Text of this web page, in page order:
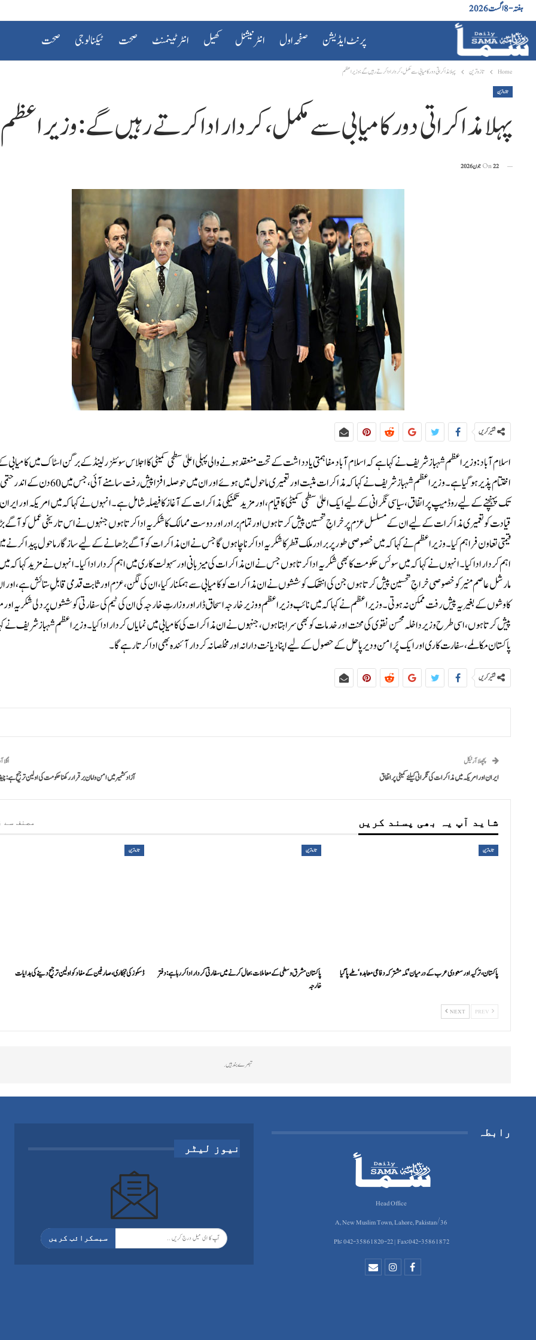
ہفتہ - 8 اگست 2026
پرنٹ ایڈیشن صفحہ اول انٹرنیشنل کھیل انٹرٹینمنٹ صحت ٹیکنالوجی صحت
Home تازہ ترین پہلا مذاکراتی دور کامیابی سے مکمل، کردار ادا کرتے رہیں گے: وزیراعظم
تازہ ترین
پہلا مذاکراتی دور کامیابی سے مکمل، کردار ادا کرتے رہیں گے: وزیراعظم
On22 جون 2026
شئیر کریں
اسلام آباد:وزیراعظم شہباز شریف نے کہا ہے کہ اسلام آباد مفاہمتی یادداشت کے تحت منعقد ہونے والی پہلی اعلیٰ سطحی کمیٹی کا اجلاس سوئٹزرلینڈ کے برگن اسٹاک میں
اختتام پذیر ہو گیا ہے۔وزیراعظم شہباز شریف نے کہا کہ مذاکرات مثبت اور تعمیری ماحول میں ہوئے اور
تک پہنچنے کے لیے روڈ میپ پر اتفاق، سیاسی نگرانی کے لیے ایک اعلیٰ سطحی کمیٹی کا قیام، اور مزید تکنیکی مذاکرات کے آغاز کا فیصلہ شامل ہے۔انہوں نے کہا کہ میں امریکہ اور
قیادت کو تعمیری مذاکرات کے لیے ان کے مسلسل عزم پر خراجِ تحسین پیش کرتا ہوں اور تمام برادر اور دوست ممالک کا شکریہ ادا کرتا ہوں جنہوں نے اس تاریخی عمل کو آگے
قیمتی تعاون فراہم کیا۔وزیراعظم نے کہا کہ میں خصوصی طور پر برادر ملک قطر کا شکریہ ادا کرنا چاہوں گا جس نے ان مذاکرات کو آگے بڑھانے کے لیے سازگار ماحول پیدا کرنے
اہم کردار ادا کیا۔انہوں نے کہا کہ میں سوئس حکومت کا بھی شکریہ ادا کرتا ہوں جس نے ان مذاکرات کی میزبانی اور سہولت کاری میں اہم کردار ادا کیا۔انہوں نے مزید کہا کہ
مارشل عاصم منیر کو خصوصی خراجِ تحسین پیش کرتا ہوں جن کی انتھک کوششوں نے ان مذاکرات کو کامیابی سے ہمکنار کیا، ان کی لگن، عزم اور ثابت قدمی قابلِ ستائش ہے، اور
کاوشوں کے بغیر یہ پیش رفت ممکن نہ ہوتی۔وزیراعظم نے کہا کہ میں نائب وزیراعظم و وزیر خارجہ اسحاق ڈار اور وزارتِ خارجہ کی ان کی ٹیم کی سفارتی کوششوں پر دلی شکریہ اور
پیش کرتا ہوں، اسی طرح وزیر داخلہ محسن نقوی کی محنت اور خدمات کو بھی سراہتا ہوں، جنہوں نے ان مذاکرات کی کامیابی میں نمایاں کردار ادا کیا۔وزیراعظم شہباز شریف نے
پاکستان مکالمے، سفارت کاری اور ایک پُرامن و دیرپا حل کے حصول کے لیے اپنا دیانت دارانہ اور مخلصانہ کردار آئندہ بھی ادا کرتا رہے گا۔
شئیر کریں
پچھلا آرٹیکل
ایران اور امریکہ میں مذاکرات کی نگرانی کیلئے کمیٹی پر اتفاق
اگلا
آزاد کشمیر میں امن وامان برقرار رکھنا حکومت کی اولین ترجیح ہے:
شاید آپ یہ بھی پسند کریں مصنف سے
تازہ ترین
پاکستان، ترکیہ اور سعودی عرب کے درمیان ’مکہ مشترکہ دفاعی معاہدہ‘ طے پا گیا
تازہ ترین
پاکستان مشرق وسطی کے معاملات بحال کرنے میں سفارتی کردار ادا کررہا ہے: دفتر
خارجہ
تازہ ترین
ڈسکوز کی نجکاری،صارفین کے مفاد کو اولین ترجیح دینے کی ہدایات
NEXT
تبصرے بند ہیں.
رابطہ
Head Office
36/A, New Muslim Town, Lahore, Pakistan
Ph: 042-35861820-22 | Fax:042-35861872
نیوز لیٹر
سبسکرائب کریں